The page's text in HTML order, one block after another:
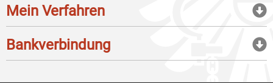
Mein Verfahren
Bankverbindung